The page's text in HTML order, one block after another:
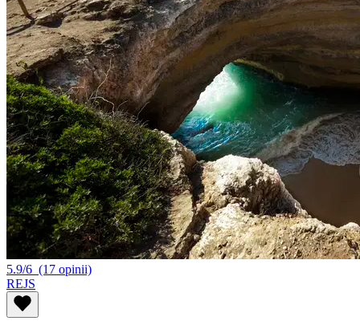
5.9/6 (17 opinii)
REJS